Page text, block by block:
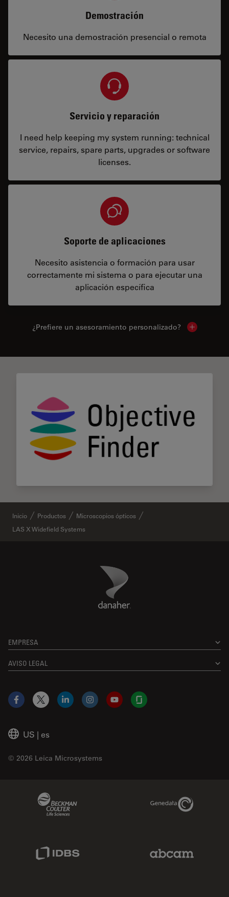
Demostración
Necesito una demostración presencial o remota
Servicio y reparación
I need help keeping my system running: technical
service, repairs, spare parts, upgrades or software
licenses.
Soporte de aplicaciones
Necesito asistencia o formación para usar
correctamente mi sistema o para ejecutar una
aplicación específica
¿Prefiere un asesoramiento personalizado? Show local
Inicio Productos
Microscopios ópticos
LAS X Widefield Systems
Danaher Logo
EMPRESA
AVISO LEGAL
US | es
© 2026 Leica Microsystems
Facebook
X LinkedInInstagramYouTubeGlassdoor
Genedata Link